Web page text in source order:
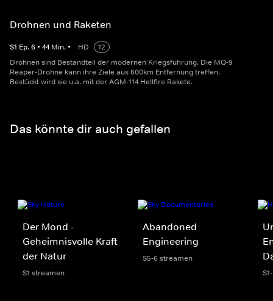
Drohnen und Raketen
S1 Ep.6 • 44 Min. • HD
12
Drohnen sind Bestandteil der modernen Kriegsführung. Die MQ-9
Reaper-Drohne kann ihre Ziele aus 600km Entfernung treffen.
Bestückt wird sie u.a. mit der AGM-114 Hellfire Rakete.
Das könnte dir auch gefallen
Der Mond -
Geheimnisvolle Kraft
der Natur
S1 streamen
Abandoned
Engineering
S5-6 streamen